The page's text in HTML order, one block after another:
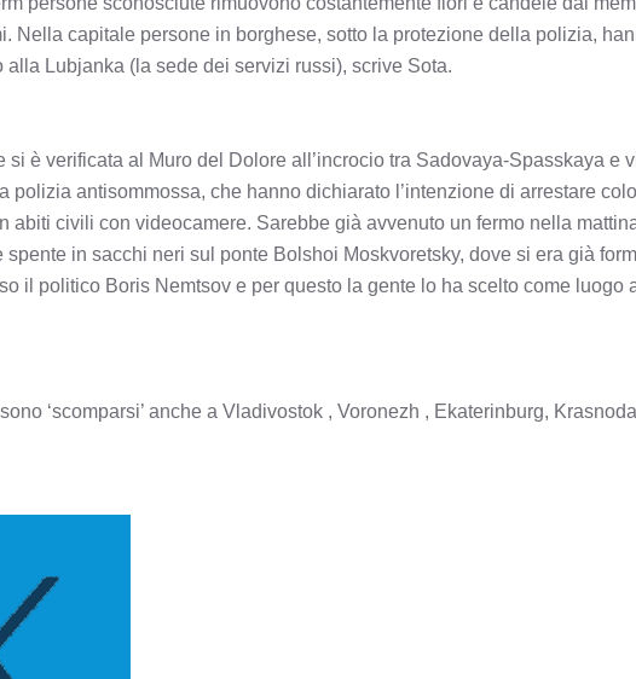
Nella capitale persone in borghese, sotto la protezione della polizia,
alla Lubjanka (la sede dei servizi russi), scrive Sota.
si è verificata al Muro del Dolore all’incrocio tra Sadovaya-Spasskaya e
polizia antisommossa, che hanno dichiarato l’intenzione di arrestare
abiti civili con videocamere. Sarebbe già avvenuto un fermo nella
spente in sacchi neri sul ponte Bolshoi Moskvoretsky, dove si era già
il politico Boris Nemtsov e per questo la gente lo ha scelto come luogo
‘scomparsi’ anche a Vladivostok , Voronezh , Ekaterinburg,